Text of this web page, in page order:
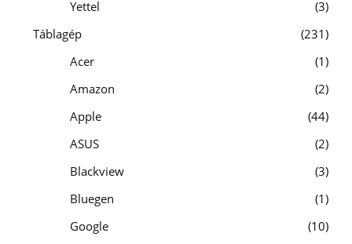
Yettel
3
Táblagép
231
Acer
1
Amazon
2
Apple
44
ASUS
2
Blackview
3
Bluegen
1
Google
10